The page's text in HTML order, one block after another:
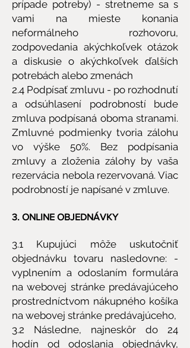
prípade potreby) - stretneme sa s
vami na mieste konania
neformálneho rozhovoru,
zodpovedania akýchkoľvek otázok
a diskusie o akýchkoľvek ďalších
potrebách alebo zmenách
2.4 Podpísať zmluvu - po rozhodnutí
a odsúhlasení podrobností bude
zmluva podpísaná oboma stranami.
Zmluvné podmienky tvoria zálohu
vo výške 50%. Bez podpísania
zmluvy a zloženia zálohy by vaša
rezervácia nebola rezervovaná. Viac
podrobností je napísané v zmluve.
3. ONLINE OBJEDNÁVKY
3.1 Kupujúci môže uskutočniť
objednávku tovaru nasledovne: -
vyplnením a odoslaním formulára
na webovej stránke predávajúceho
prostredníctvom nákupného košíka
na webovej stránke predávajúceho,
3.2 Následne, najneskôr do 24
hodín od odoslania objednávky,